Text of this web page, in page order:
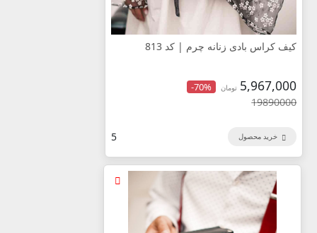
کیف کراس بادی زنانه چرم | کد 813
5,967,000 تومان -70%
19890000
خرید محصول 5